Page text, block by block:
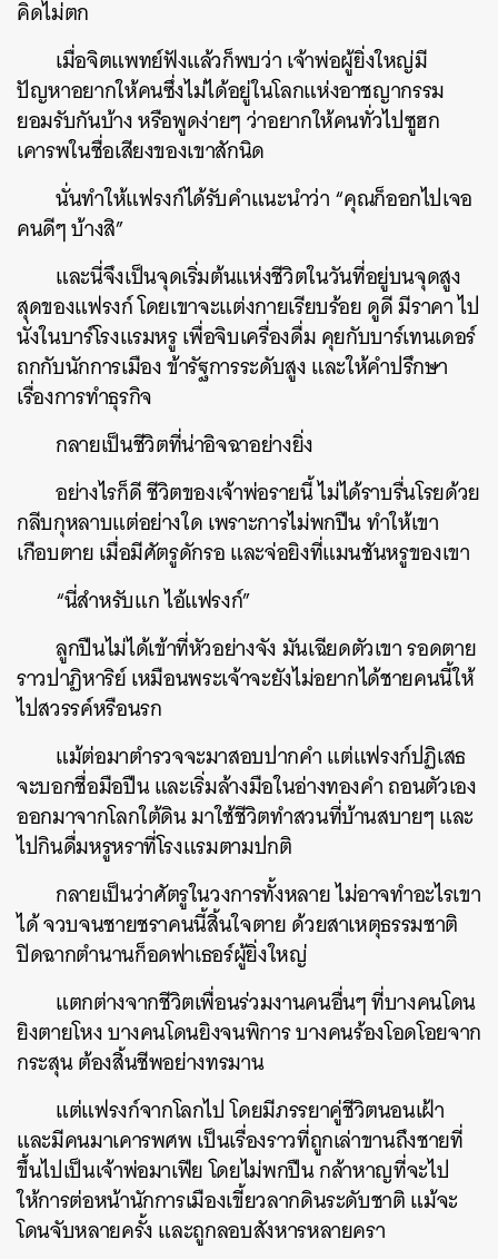
คิดไม่ตก
เมื่อจิตแพทย์ฟังแล้วก็พบว่า เจ้าพ่อผู้ยิ่งใหญ่มี
ปัญหาอยากให้คนซึ่งไม่ได้อยู่ในโลกแห่งอาชญากรรม
ยอมรับกันบ้าง หรือพูดง่ายๆ ว่าอยากให้คนทั่วไปซูฮก
เคารพในชื่อเสียงของเขาสักนิด
นั่นทำให้แฟรงก์ได้รับคำแนะนำว่า “คุณก็ออกไปเจอ
คนดีๆ บ้างสิ”
และนี่จึงเป็นจุดเริ่มต้นแห่งชีวิตในวันที่อยู่บนจุดสูง
สุดของแฟรงก์ โดยเขาจะแต่งกายเรียบร้อย ดูดี มีราคา ไป
นั่งในบาร์โรงแรมหรู เพื่อจิบเครื่องดื่ม คุยกับบาร์เทนเดอร์
ถกกับนักการเมือง ข้ารัฐการระดับสูง และให้คำปรึกษา
เรื่องการทำธุรกิจ
กลายเป็นชีวิตที่น่าอิจฉาอย่างยิ่ง
อย่างไรก็ดี ชีวิตของเจ้าพ่อรายนี้ ไม่ได้ราบรื่นโรยด้วย
กลีบกุหลาบแต่อย่างใด เพราะการไม่พกปืน ทำให้เขา
เกือบตาย เมื่อมีศัตรูดักรอ และจ่อยิงที่แมนชันหรูของเขา
“นี่สำหรับแก ไอ้แฟรงก์”
ลูกปืนไม่ได้เข้าที่หัวอย่างจัง มันเฉียดตัวเขา รอดตาย
ราวปาฏิหาริย์ เหมือนพระเจ้าจะยังไม่อยากได้ชายคนนี้ให้
ไปสวรรค์หรือนรก
แม้ต่อมาตำรวจจะมาสอบปากคำ แต่แฟรงก์ปฏิเสธ
จะบอกชื่อมือปืน และเริ่มล้างมือในอ่างทองคำ ถอนตัวเอง
ออกมาจากโลกใต้ดิน มาใช้ชีวิตทำสวนที่บ้านสบายๆ และ
ไปกินดื่มหรูหราที่โรงแรมตามปกติ
กลายเป็นว่าศัตรูในวงการทั้งหลาย ไม่อาจทำอะไรเขา
ได้ จวบจนชายชราคนนี้สิ้นใจตาย ด้วยสาเหตุธรรมชาติ
ปิดฉากตำนานก็อดฟาเธอร์ผู้ยิ่งใหญ่
แตกต่างจากชีวิตเพื่อนร่วมงานคนอื่นๆ ที่บางคนโดน
ยิงตายโหง บางคนโดนยิงจนพิการ บางคนร้องโอดโอยจาก
กระสุน ต้องสิ้นชีพอย่างทรมาน
แต่แฟรงก์จากโลกไป โดยมีภรรยาคู่ชีวิตนอนเฝ้า
และมีคนมาเคารพศพ เป็นเรื่องราวที่ถูกเล่าขานถึงชายที่
ขึ้นไปเป็นเจ้าพ่อมาเฟีย โดยไม่พกปืน กล้าหาญที่จะไป
ให้การต่อหน้านักการเมืองเขี้ยวลากดินระดับชาติ แม้จะ
โดนจับหลายครั้ง และถูกลอบสังหารหลายครา